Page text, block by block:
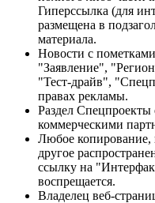
Гиперссылка (для
размещена в
материала.
Новости с
"Заявление",
"Тест-драйв",
правах рекламы.
Раздел Спецпроекты
коммерческими
Любое копирование,
другое
ссылку на
воспрещается.
Владелец веб-